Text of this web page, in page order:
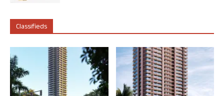
Classifieds